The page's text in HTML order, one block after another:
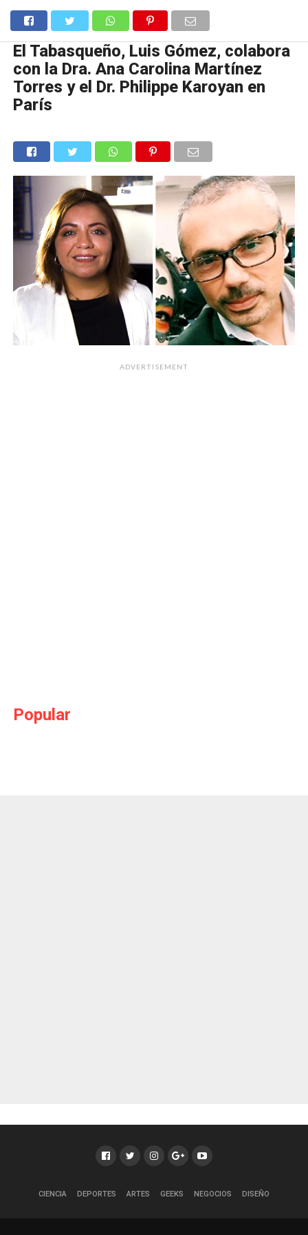
El Tabasqueño, Luis Gómez, colabora
con la Dra. Ana Carolina Martínez
Torres y el Dr. Philippe Karoyan en
París
ADVERTISEMENT
Popular
CIENCIA DEPORTES ARTES GEEKS NEGOCIOS DISEÑO